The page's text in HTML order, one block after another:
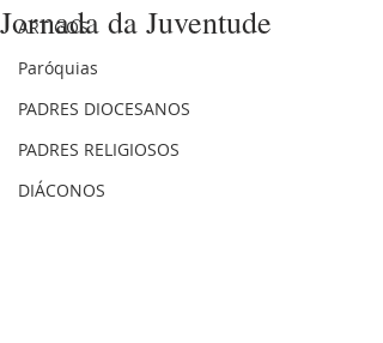
ARTIGOS
Paróquias
PADRES DIOCESANOS
PADRES RELIGIOSOS
DIÁCONOS
Jornada da Juventude